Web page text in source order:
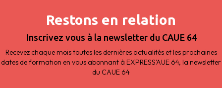
Restons en relation
Inscrivez vous à la newsletter du CAUE 64
Recevez chaque mois toutes les dernières actualités et les prochaines
dates de formation en vous abonnant à EXPRESS'AUE 64, la newsletter
du CAUE 64